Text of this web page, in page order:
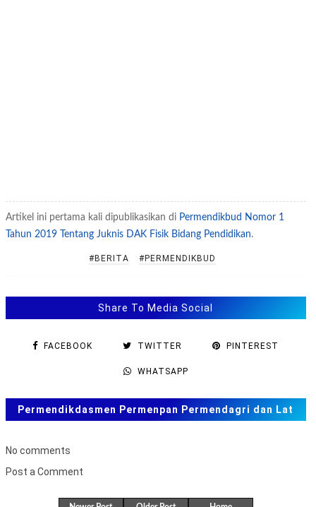
Artikel ini pertama kali dipublikasikan di Permendikbud Nomor 1
Tahun 2019 Tentang Juknis DAK Fisik Bidang Pendidikan.
#BERITA #PERMENDIKBUD
Share To Media Social
FACEBOOK TWITTER PINTEREST
WHATSAPP
Permendikdasmen Permenpan Permendagri dan Lat
No comments
Post a Comment